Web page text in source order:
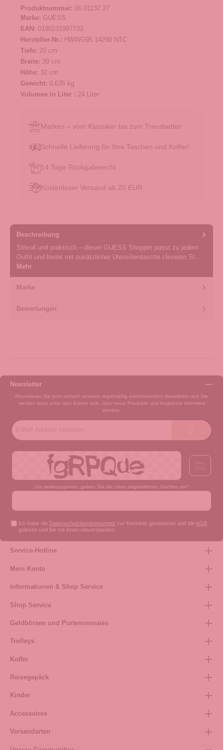
Produktnummer: 06.01137.27
Marke: GUESS
EAN: 0190231997733
Hersteller-Nr.: HWWG95 14290 NTC
Tiefe: 20 cm
Breite: 39 cm
Höhe: 32 cm
Gewicht: 0,635 kg
Volumen in Liter : 24 Liter
Marken – vom Klassiker bis zum Trendsetter
Schnelle Lieferung für Ihre Taschen und Koffer!
14 Tage Rückgaberecht
Kostenloser Versand ab 20 EUR
Beschreibung
Stilvoll und praktisch – dieser GUESS Shopper passt zu jedem
Outfit und bietet mit zusätzlicher Utensilientasche cleveren St…
Mehr
Marke
Bewertungen
Newsletter
Abonnieren Sie jetzt einfach unseren regelmäßig erscheinenden Newsletter und Sie
werden stets unter den Ersten sein, über neue Produkte und Angebote informiert
werden.
Um weiterzugehen, geben Sie die oben abgebildeten Zeichen ein*
Ich habe die Datenschutzbestimmungen zur Kenntnis genommen und die AGB
gelesen und bin mit ihnen einverstanden.
Service-Hotline
Mein Konto
Informationen & Shop Service
Shop Service
Geldbörsen und Portemonnaies
Trolleys
Koffer
Reisegepäck
Kinder
Accessoires
Versandarten